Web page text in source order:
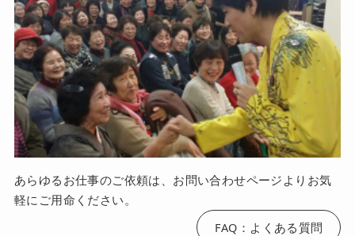
あらゆるお仕事のご依頼は、お問い合わせページよりお気
軽にご用命ください。
FAQ：よくある質問